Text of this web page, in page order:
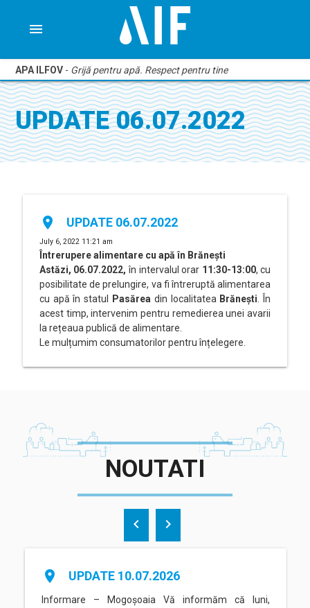
menu
APA ILFOV - Grijă pentru apă. Respect pentru tine
UPDATE 06.07.2022
place UPDATE 06.07.2022
July 6, 2022 11:21 am
Întrerupere alimentare cu apă în Brănești
Astăzi, 06.07.2022, în intervalul orar 11:30-13:00, cu
posibilitate de prelungire, va fi întreruptă alimentarea
cu apă în statul
Pasărea din localitatea Brănești . În
acest timp, intervenim pentru remedierea unei avarii
la rețeaua publică de alimentare.
Le mulțumim consumatorilor pentru înțelegere.
NOUTATI
place UPDATE 10.07.2026
Informare – Mogoșoaia Vă informăm că luni,
chevron_left chevron_right